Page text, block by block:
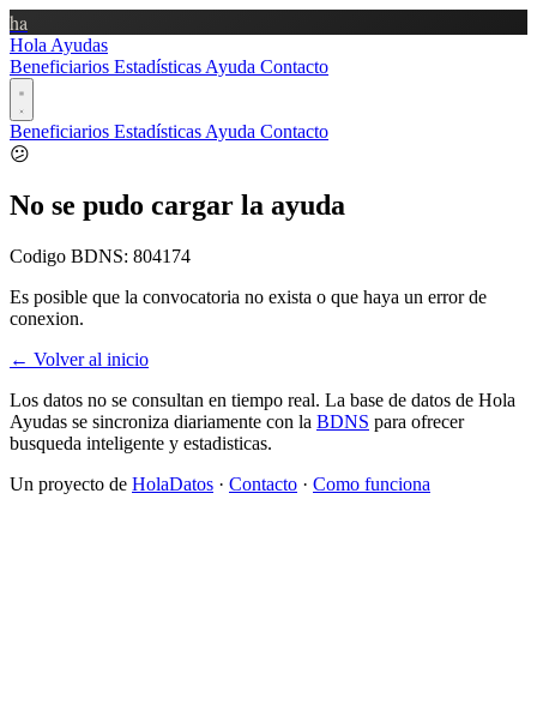
ha
Hola Ayudas
Beneficiarios Estadísticas Ayuda Contacto
Beneficiarios Estadísticas Ayuda Contacto
😕
No se pudo cargar la ayuda
Codigo BDNS: 804174
Es posible que la convocatoria no exista o que haya un error de
conexion.
← Volver al inicio
Los datos no se consultan en tiempo real. La base de datos de Hola
Ayudas se sincroniza diariamente con la BDNS para ofrecer
busqueda inteligente y estadisticas.
Un proyecto de HolaDatos · Contacto · Como funciona